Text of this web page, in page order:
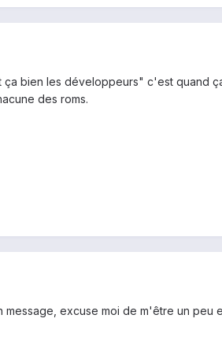
bien les développeurs" c'est quand
des roms.
excuse moi de m'être un peu